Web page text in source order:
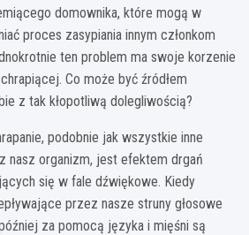
domownika, które mogą w
proces zasypiania innym członkom
ten problem ma swoje korzenie
Co może być źródłem
z tak kłopotliwą dolegliwością?
podobnie jak wszystkie inne
nasz organizm, jest efektem drgań
się w fale dźwiękowe. Kiedy
przez nasze struny głosowe
za pomocą języka i mięśni są